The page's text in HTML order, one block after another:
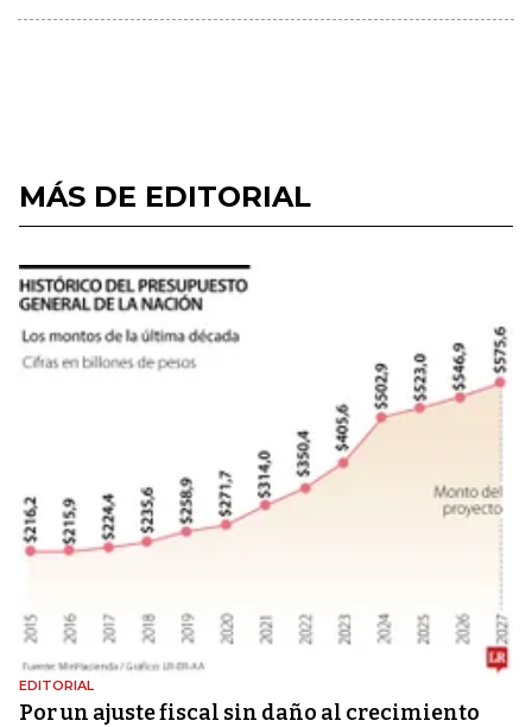
MÁS DE EDITORIAL
EDITORIAL
Por un ajuste fiscal sin daño al crecimiento